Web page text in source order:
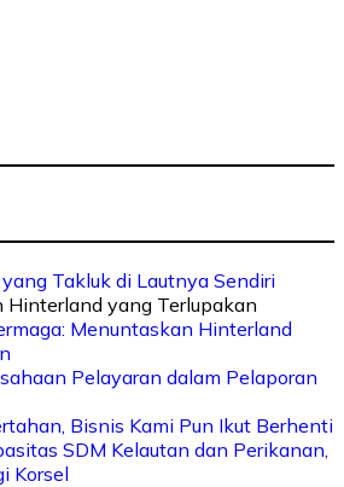
Takluk di Lautnya Sendiri
Menuntaskan Hinterland
Pelayaran dalam Pelaporan
Bisnis Kami Pun Ikut Berhenti
SDM Kelautan dan Perikanan,
Korsel